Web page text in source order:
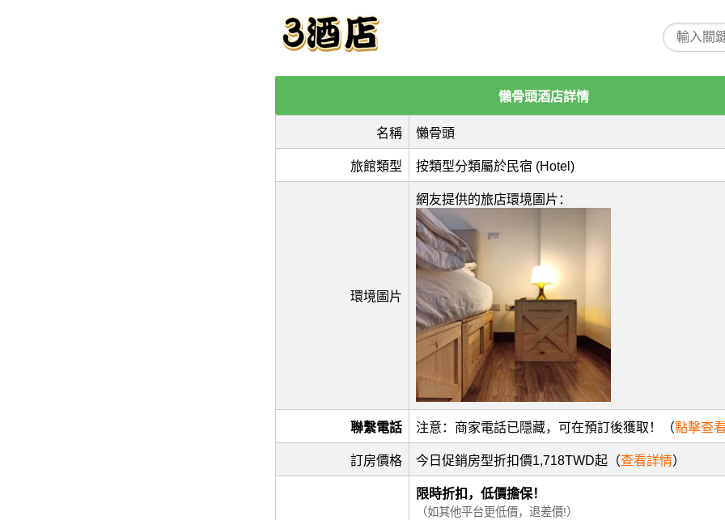
懶骨頭酒店詳情
名稱 懶骨頭
旅館類型 按類型分類屬於民宿 (Hotel)
環境圖片
網友提供的旅店環境圖片：
聯繫電話 注意：商家電話已隱藏，可在預訂後獲取！（點擊查
訂房價格 今日促銷房型折扣價1,718TWD起（查看詳情）
限時折扣，低價擔保！
（如其他平台更低價，退差價!）